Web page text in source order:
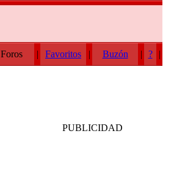
Foros | Favoritos | Buzón | ?
|
PUBLICIDAD